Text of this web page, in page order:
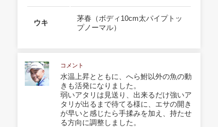
ウキ
茅春（ボディ10cm太パイプトッ
プノーマル）
コメント
水温上昇とともに、へら鮒以外の魚の動
きも活発になりました。
弱いアタリは見送り、出来るだけ強いア
タリが出るまで待てる様に、エサの開き
が早いと感じたら手揉みを加え、持たせ
る方向に調整しました。